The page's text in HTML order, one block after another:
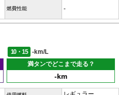
燃費性能 -
10・15
-km/L
満タンでどこまで走る？
-km